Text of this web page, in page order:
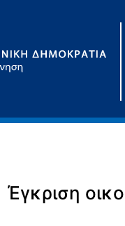
Έγκριση